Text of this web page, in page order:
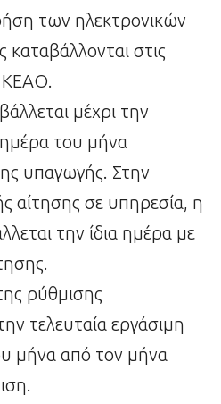
των ηλεκτρονικών
καταβάλλονται στις
ΚΕΑΟ.
μέχρι την
ημέρα του μήνα
υπαγωγής. Στην
αίτησης σε υπηρεσία, η
την ίδια ημέρα με
ρύθμισης
τελευταία εργάσιμη
μήνα από τον μήνα